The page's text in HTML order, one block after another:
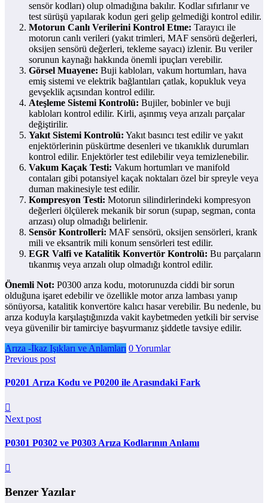
sensör kodları) olup olmadığına bakılır. Kodlar sıfırlanır ve
test sürüşü yapılarak kodun geri gelip gelmediği kontrol edilir.
Motorun Canlı Verilerini Kontrol Etme: Tarayıcı ile
motorun canlı verileri (yakıt trimleri, MAF sensörü değerleri,
oksijen sensörü değerleri, tekleme sayacı) izlenir. Bu veriler
sorunun kaynağı hakkında önemli ipuçları verebilir.
Görsel Muayene: Buji kabloları, vakum hortumları, hava
emiş sistemi ve elektrik bağlantıları çatlak, kopukluk veya
gevşeklik açısından kontrol edilir.
Ateşleme Sistemi Kontrolü: Bujiler, bobinler ve buji
kabloları kontrol edilir. Kirli, aşınmış veya arızalı parçalar
değiştirilir.
Yakıt Sistemi Kontrolü: Yakıt basıncı test edilir ve yakıt
enjektörlerinin püskürtme desenleri ve tıkanıklık durumları
kontrol edilir. Enjektörler test edilebilir veya temizlenebilir.
Vakum Kaçak Testi: Vakum hortumları ve manifold
contaları gibi potansiyel kaçak noktaları özel bir spreyle veya
duman makinesiyle test edilir.
Kompresyon Testi: Motorun silindirlerindeki kompresyon
değerleri ölçülerek mekanik bir sorun (supap, segman, conta
arızası) olup olmadığı belirlenir.
Sensör Kontrolleri: MAF sensörü, oksijen sensörleri, krank
mili ve eksantrik mili konum sensörleri test edilir.
EGR Valfi ve Katalitik Konvertör Kontrolü: Bu parçaların
tıkanmış veya arızalı olup olmadığı kontrol edilir.
Önemli Not: P0300 arıza kodu, motorunuzda ciddi bir sorun
olduğuna işaret edebilir ve özellikle motor arıza lambası yanıp
sönüyorsa, katalitik konvertöre kalıcı hasar verebilir. Bu nedenle, bu
arıza koduyla karşılaştığınızda vakit kaybetmeden yetkili bir servise
veya güvenilir bir tamirciye başvurmanız şiddetle tavsiye edilir.
Arıza -İkaz Işıkları ve Anlamları 0 Yorumlar
Previous post
P0201 Arıza Kodu ve P0200 ile Arasındaki Fark
Next post
P0301 P0302 ve P0303 Arıza Kodlarının Anlamı
Benzer Yazılar